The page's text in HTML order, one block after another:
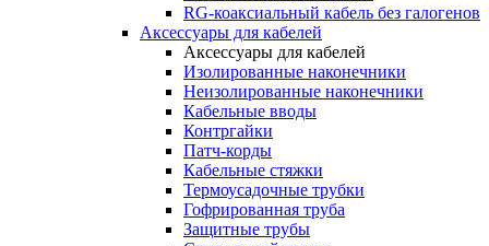
RG-коаксиальный кабель без галогенов
Аксессуары для кабелей
Аксессуары для кабелей
Изолированные наконечники
Неизолированные наконечники
Кабельные вводы
Контргайки
Патч-корды
Кабельные стяжки
Термоусадочные трубки
Гофрированная труба
Защитные трубы